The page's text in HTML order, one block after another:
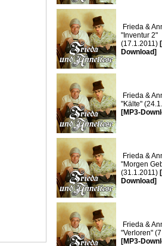
Frieda &
"Inventur 2"
(17.1.2011)
Download]
Frieda &
"Kälte"
[MP3-
Frieda &
"Morgen
(31.1.2011)
Download]
Frieda &
"Verloren"
[MP3-